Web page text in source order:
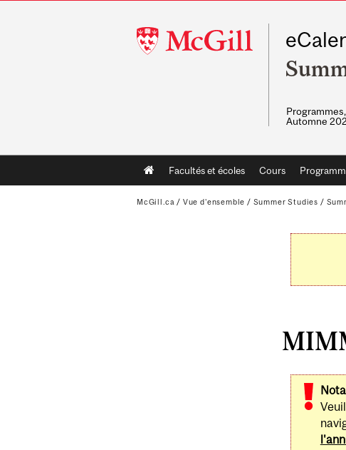
McGill
University
Automne
Main
navigation
Facultés et écoles Cours
McGill.ca / Vue d'ensemble / Summer Studies /